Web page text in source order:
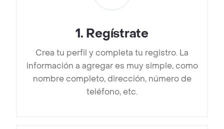
1. Regístrate
Crea tu perfil y completa tu registro. La
información a agregar es muy simple, como
nombre completo, dirección, número de
teléfono, etc.